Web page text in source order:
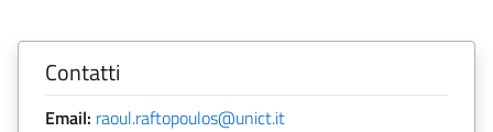
Contatti
Email: raoul.raftopoulos@unict.it